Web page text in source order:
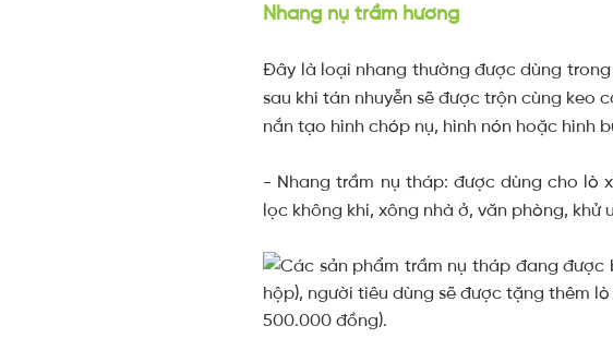
Nhang nụ trầm hương
Đây là loại nhang thường được dùng
sau khi tán nhuyễn sẽ được trộn cùng keo
nắn tạo hình chóp nụ, hình nón hoặc hình
- Nhang trầm nụ tháp: được dùng cho lò
lọc không khí, xông nhà ở, văn phòng, khử